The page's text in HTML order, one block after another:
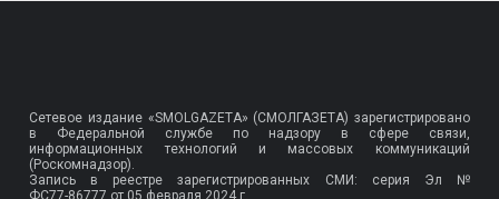
Сетевое издание «SMOLGAZETA» (СМОЛГАЗЕТА) зарегистрировано
в Федеральной службе по надзору в сфере связи,
информационных технологий и массовых коммуникаций
(Роскомнадзор).
Запись в реестре зарегистрированных СМИ: серия Эл №
ФС77-86777 от 05 февраля 2024 г.